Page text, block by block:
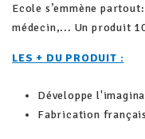
Ecole s’emmène
médecin,... Un produit
LES + DU PRODUIT :
Développe
Fabrication